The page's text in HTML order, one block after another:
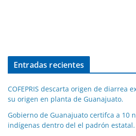
Entradas recientes
COFEPRIS descarta origen de diarrea
su origen en planta de Guanajuato.
Gobierno de Guanajuato certifca a 10
indígenas dentro del el padrón estatal.